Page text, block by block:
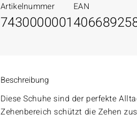
Artikelnummer
7430000001
EAN
Beschreibung
Diese Schuhe sind der perfekte
Zehenbereich schützt die Zehen